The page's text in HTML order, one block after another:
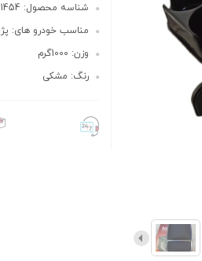
شناسه محصول: 1454
مناسب خودرو های: پژو405و
وزن: 1000گرم
رنگ: مشکی